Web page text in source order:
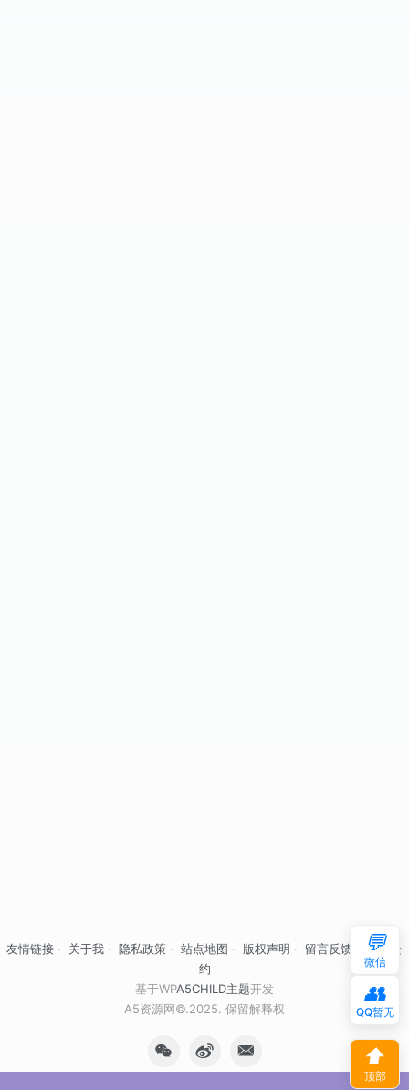
友情链接 · 关于我 · 隐私政策 · 站点地图 · 版权声明 · 留言反馈
自律公
约
基于WPA5CHILD主题开发
A5资源网©.2025. 保留解释权
💬
微信
👥
QQ暂无
⬆
顶部